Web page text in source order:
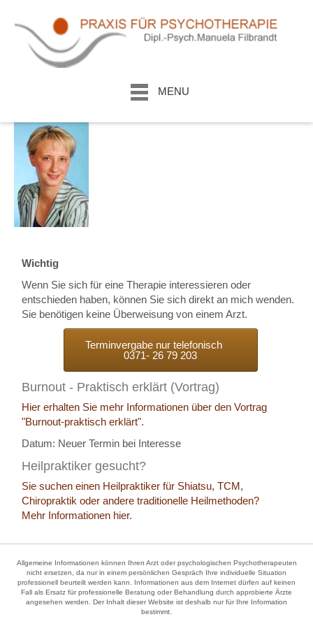
MENU
Wichtig
Wenn Sie sich für eine Therapie interessieren oder
entschieden haben, können Sie sich direkt an mich wenden.
Sie benötigen keine Überweisung von einem Arzt.
Terminvergabe nur telefonisch
0371- 26 79 203
Burnout - Praktisch erklärt (Vortrag)
Hier erhalten Sie mehr Informationen über den Vortrag
"Burnout-praktisch erklärt".
Datum: Neuer Termin bei Interesse
Heilpraktiker gesucht?
Sie suchen einen Heilpraktiker für Shiatsu, TCM,
Chiropraktik oder andere traditionelle Heilmethoden?
Mehr Informationen hier.
Allgemeine Informationen können Ihren Arzt oder psychologischen Psychotherapeuten
nicht ersetzen, da nur in einem persönlichen Gespräch Ihre individuelle Situation
professionell beurteilt werden kann. Informationen aus dem Internet dürfen auf keinen
Fall als Ersatz für professionelle Beratung oder Behandlung durch approbierte Ärzte
angesehen werden. Der Inhalt dieser Website ist deshalb nur für Ihre Information
bestimmt.